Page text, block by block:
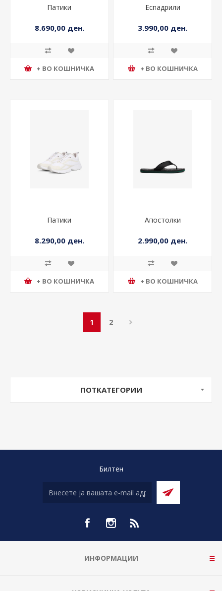
Патики
8.690,00 ден.
+ ВО КОШНИЧКА
Еспадрили
3.990,00 ден.
+ ВО КОШНИЧКА
Патики
8.290,00 ден.
+ ВО КОШНИЧКА
Апостолки
2.990,00 ден.
+ ВО КОШНИЧКА
1 2
ПОТКАТЕГОРИИ
Билтен
ИНФОРМАЦИИ